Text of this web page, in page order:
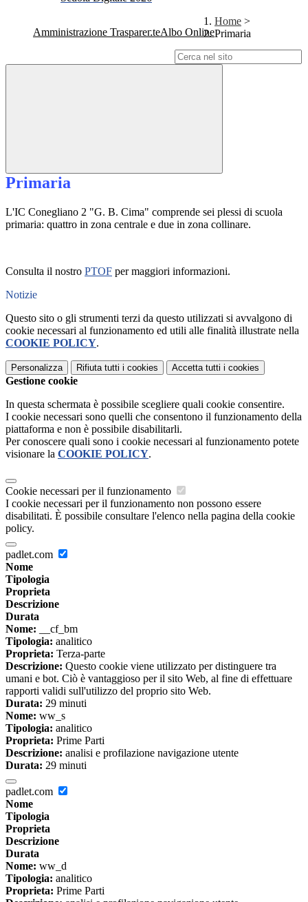
Amministrazione TrasparenteAlbo Online
Home >
Primaria
Primaria
L'IC Conegliano 2 "G. B. Cima" comprende sei plessi di scuola
primaria: quattro in zona centrale e due in zona collinare.
Consulta il nostro PTOF per maggiori informazioni.
Notizie
Questo sito o gli strumenti terzi da questo utilizzati si avvalgono di
cookie necessari al funzionamento ed utili alle finalità illustrate nella
COOKIE POLICY.
Personalizza Rifiuta tutti i cookies Accetta tutti i cookies
Gestione cookie
In questa schermata è possibile scegliere quali cookie consentire.
I cookie necessari sono quelli che consentono il funzionamento della
piattaforma e non è possibile disabilitarli.
Per conoscere quali sono i cookie necessari al funzionamento potete
visionare la COOKIE POLICY.
Cookie necessari per il funzionamento
I cookie necessari per il funzionamento non possono essere
disabilitati. È possibile consultare l'elenco nella pagina della cookie
policy.
padlet.com
Nome
Tipologia
Proprieta
Descrizione
Durata
Nome: __cf_bm
Tipologia: analitico
Proprieta: Terza-parte
Descrizione: Questo cookie viene utilizzato per distinguere tra
umani e bot. Ciò è vantaggioso per il sito Web, al fine di effettuare
rapporti validi sull'utilizzo del proprio sito Web.
Durata: 29 minuti
Nome: ww_s
Tipologia: analitico
Proprieta: Prime Parti
Descrizione: analisi e profilazione navigazione utente
Durata: 29 minuti
padlet.com
Nome
Tipologia
Proprieta
Descrizione
Durata
Nome: ww_d
Tipologia: analitico
Proprieta: Prime Parti